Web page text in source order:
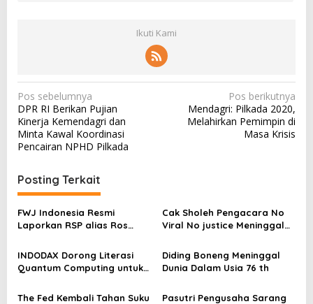
Ikuti Kami
N
a
v
i
g
a
s
i
p
o
s
Pos sebelumnya
DPR RI Berikan Pujian
Kinerja Kemendagri dan
Minta Kawal Koordinasi
Pencairan NPHD Pilkada
Pos berikutnya
Mendagri: Pilkada 2020,
Melahirkan Pemimpin di
Masa Krisis
Posting Terkait
FWJ Indonesia Resmi
Laporkan RSP alias Ros
Cak Sholeh Pengacara No
Viral No justice Meninggal
INDODAX Dorong Literasi
Quantum Computing untuk
Blockchain
Diding Boneng Meninggal
Dunia Dalam Usia 76 th
The Fed Kembali Tahan Suku
Pasutri Pengusaha Sarang